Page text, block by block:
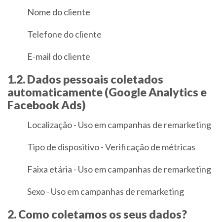
Nome do cliente
Telefone do cliente
E-mail do cliente
1.2. Dados pessoais coletados
automaticamente (Google Analytics e
Facebook Ads)
Localização - Uso em campanhas de remarketing
Tipo de dispositivo - Verificação de métricas
Faixa etária - Uso em campanhas de remarketing
Sexo - Uso em campanhas de remarketing
2. Como coletamos os seus dados?